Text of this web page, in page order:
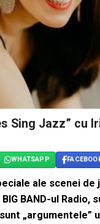
Sing Jazz” cu
WHATSAPP
ale scenei de
BIG BAND-ul
„argumentele”